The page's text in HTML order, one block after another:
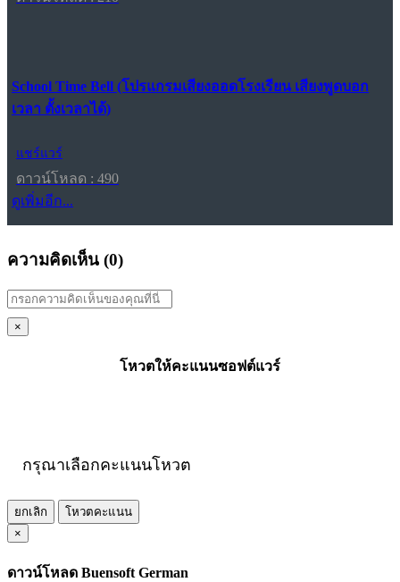
School Time Bell (โปรแกรมเสียงออดโรงเรียน เสียงพูดบอก
เวลา ตั้งเวลาได้)
แชร์แวร์
ดาวน์โหลด : 490
ดูเพิ่มอีก...
ความคิดเห็น (0)
×
โหวตให้คะแนนซอฟต์แวร์
กรุณาเลือกคะแนนโหวต
ยกเลิก
โหวตคะแนน
×
ดาวน์โหลด Buensoft German